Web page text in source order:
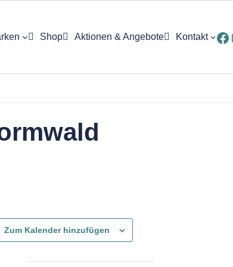
Shop Aktionen & Angebote Kontakt
Zum Kalender hinzufügen